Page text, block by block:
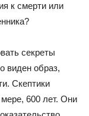
к смерти или
секреты
виден образ,
. Скептики
, 600 лет. Они